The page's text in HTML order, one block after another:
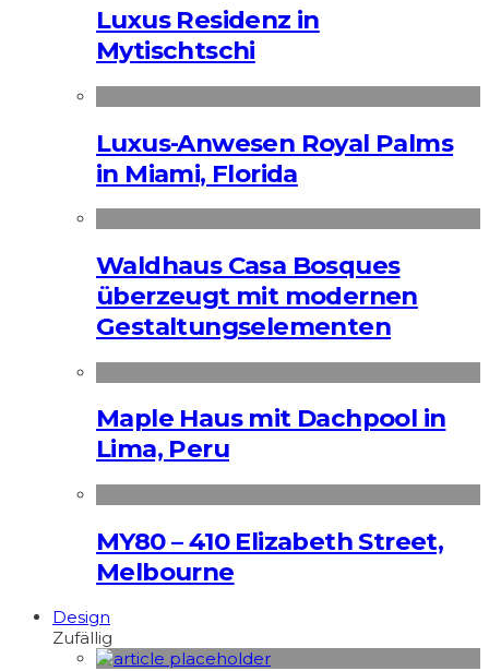
Luxus Residenz in
Mytischtschi
Luxus-Anwesen Royal Palms
in Miami, Florida
Waldhaus Casa Bosques
überzeugt mit modernen
Gestaltungselementen
Maple Haus mit Dachpool in
Lima, Peru
MY80 – 410 Elizabeth Street,
Melbourne
Design
Zufällig